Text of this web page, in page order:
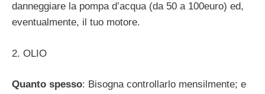
danneggiare la pompa d’acqua (da 50 a 100euro) ed,
eventualmente, il tuo motore.
2. OLIO
Quanto spesso: Bisogna controllarlo mensilmente; e